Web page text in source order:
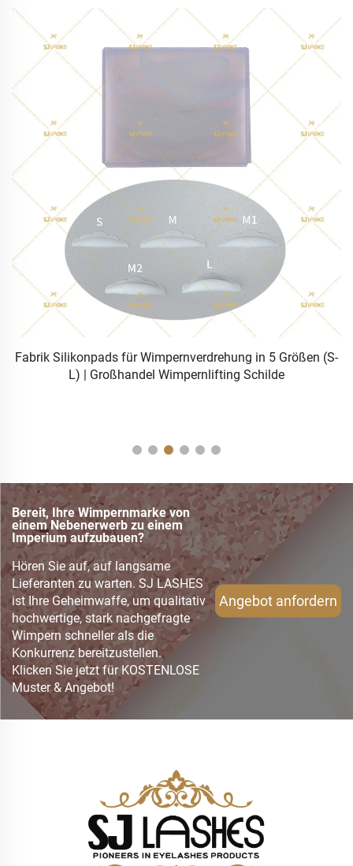
Fabrik Silikonpads für Wimpernverdrehung in 5 Größen (S-
L) | Großhandel Wimpernlifting Schilde
Bereit, Ihre Wimpernmarke von
einem Nebenerwerb zu einem
Imperium aufzubauen?
Hören Sie auf, auf langsame
Lieferanten zu warten. SJ LASHES
ist Ihre Geheimwaffe, um qualitativ
hochwertige, stark nachgefragte
Wimpern schneller als die
Konkurrenz bereitzustellen.
Klicken Sie jetzt für KOSTENLOSE
Muster & Angebot!
Angebot anfordern